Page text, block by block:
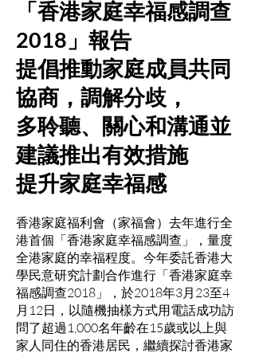
「香港家庭幸福感調查
2018」報告
提倡推動家庭成員共同
協商，調解分歧，
多聆聽、關心和溝通並
建議推出有效措施
提升家庭幸福感
香港家庭福利會（家福會）去年進行全
港首個「香港家庭幸福感調查」，量度
全港家庭的幸福程度。今年委託香港大
學民意研究計劃合作進行「香港家庭幸
福感調查2018」，於2018年3月23至4
月12日，以隨機抽樣方式用電話成功訪
問了超過1,000名年齡在15歲或以上與
家人同住的香港居民，繼續探討香港家